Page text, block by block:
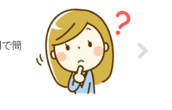
簡